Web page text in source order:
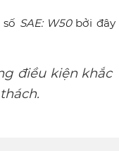
SAE: W50bởi đây
điều kiện khắc